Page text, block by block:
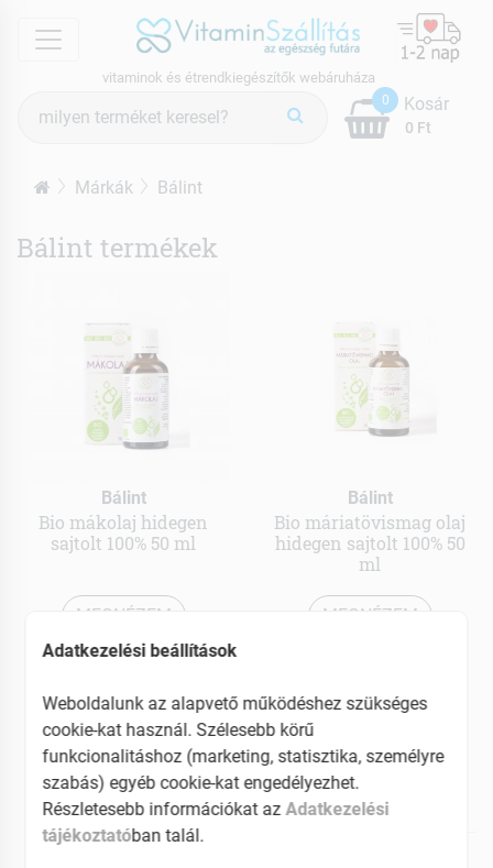
menu
vitaminok és étrendkiegészítők webáruháza
keresés
0
0 Ft
Kosár
Márkák Bálint
Bálint termékek
Bálint
Bio mákolaj hidegen
sajtolt 100% 50 ml
MEGNÉZEM
3919 Ft
Kosárba teszem
Bálint
Bio máriatövismag olaj
hidegen sajtolt 100% 50
ml
MEGNÉZEM
Kosárba teszem
Adatkezelési beállítások
Weboldalunk az alapvető működéshez szükséges
cookie-kat használ. Szélesebb körű
funkcionalitáshoz (marketing, statisztika, személyre
szabás) egyéb cookie-kat engedélyezhet.
Részletesebb információkat azAdatkezelési
tájékoztatóban talál.